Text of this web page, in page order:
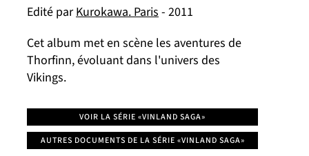
Edité parKurokawa. Paris- 2011
Cet album met en scène les aventures de
Thorfinn, évoluant dans l'univers des
Vikings.
VOIR LA SÉRIE «VINLAND SAGA»
AUTRES DOCUMENTS DE LA SÉRIE «VINLAND SAGA»